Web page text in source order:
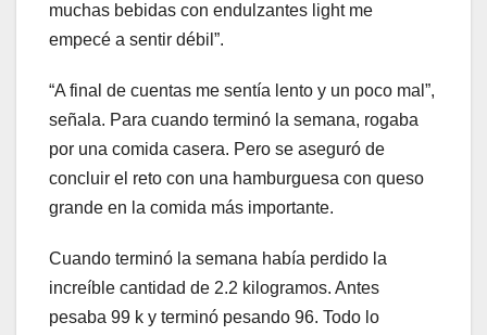
muchas bebidas con endulzantes light me
empecé a sentir débil”.
“A final de cuentas me sentía lento y un poco mal”,
señala. Para cuando terminó la semana, rogaba
por una comida casera. Pero se aseguró de
concluir el reto con una hamburguesa con queso
grande en la comida más importante.
Cuando terminó la semana había perdido la
increíble cantidad de 2.2 kilogramos. Antes
pesaba 99 k y terminó pesando 96. Todo lo